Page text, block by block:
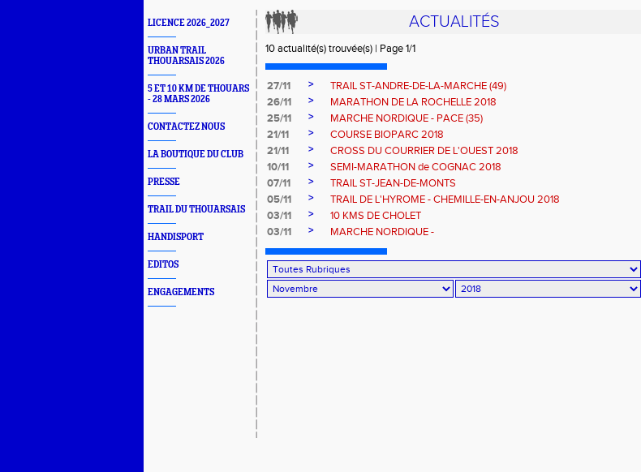
LICENCE 2026_2027
URBAN TRAIL
THOUARSAIS 2026
5 ET 10 KM DE THOUARS
- 28 MARS 2026
CONTACTEZ NOUS
LA BOUTIQUE DU CLUB
PRESSE
TRAIL DU THOUARSAIS
HANDISPORT
EDITOS
ENGAGEMENTS
ACTUALITÉS
10 actualité(s) trouvée(s) | Page 1/1
27/11 >
TRAIL ST-ANDRE-DE-LA-MARCHE (49)
26/11
>
MARATHON DE LA ROCHELLE 2018
25/11
>
MARCHE NORDIQUE - PACE (35)
21/11
>
COURSE BIOPARC 2018
21/11
>
CROSS DU COURRIER DE L'OUEST 2018
10/11
>
SEMI-MARATHON de COGNAC 2018
07/11
>
TRAIL ST-JEAN-DE-MONTS
05/11
>
TRAIL DE L'HYROME - CHEMILLE-EN-ANJOU 2018
03/11
>
10 KMS DE CHOLET
03/11
> MARCHE NORDIQUE -